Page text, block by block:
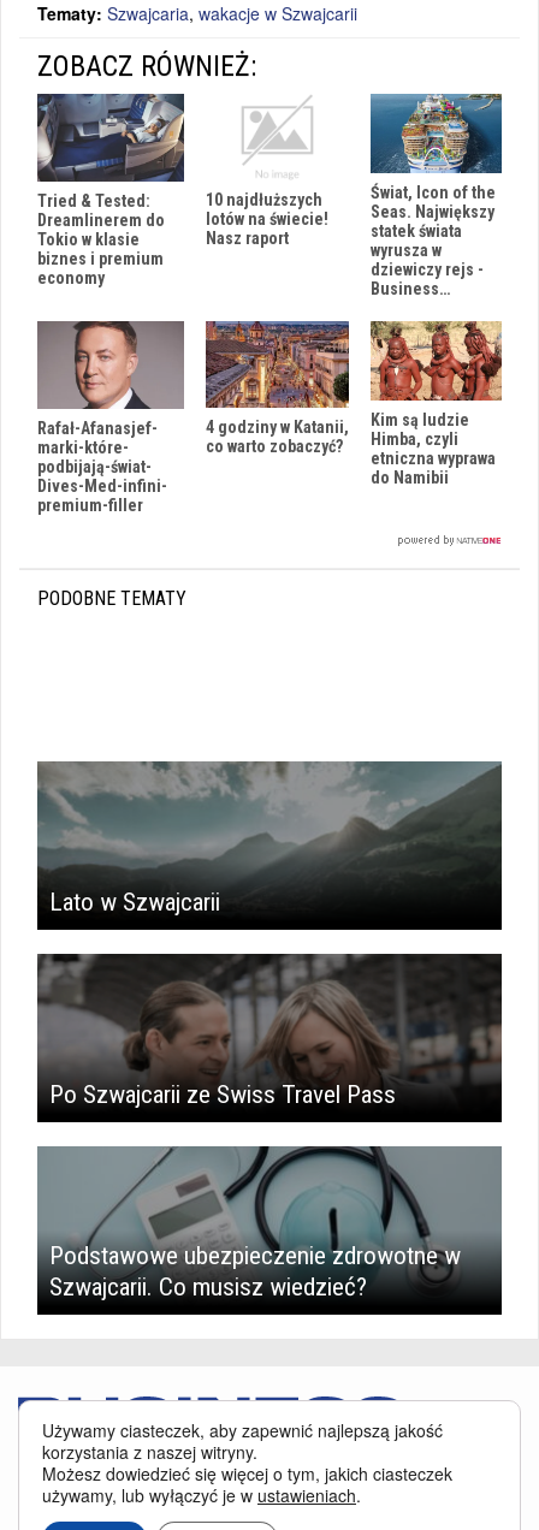
Tematy: Szwajcaria, wakacje w Szwajcarii
ZOBACZ RÓWNIEŻ:
Tried & Tested:
Dreamlinerem do
Tokio w klasie
biznes i premium
economy
10 najdłuższych
lotów na świecie!
Nasz raport
Świat, Icon of the
Seas. Największy
statek świata
wyrusza w
dziewiczy rejs -
Business…
Rafał-Afanasjef-
marki-które-
podbijają-świat-
Dives-Med-infini-
premium-filler
4 godziny w Katanii,
co warto zobaczyć?
Kim są ludzie
Himba, czyli
etniczna wyprawa
do Namibii
PODOBNE TEMATY
Lato w Szwajcarii
Po Szwajcarii ze Swiss Travel Pass
Podstawowe ubezpieczenie zdrowotne w
Szwajcarii. Co musisz wiedzieć?
Serwis BusinessTraveller.pl wykorzystuje pliki cookies
Używamy ciasteczek, aby zapewnić najlepszą jakość
korzystania z naszej witryny.
Możesz dowiedzieć się więcej o tym, jakich ciasteczek
używamy, lub wyłączyć je w ustawieniach.